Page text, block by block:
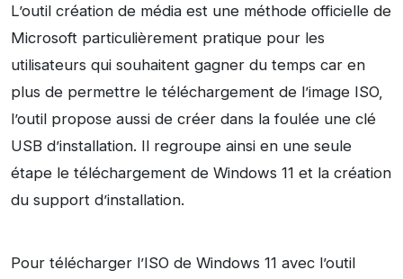
L’outil création de média est une méthode officielle de
Microsoft particulièrement pratique pour les
utilisateurs qui souhaitent gagner du temps car en
plus de permettre le téléchargement de l’image ISO,
l’outil propose aussi de créer dans la foulée une clé
USB d’installation. Il regroupe ainsi en une seule
étape le téléchargement de Windows 11 et la création
du support d’installation.
Pour télécharger l’ISO de Windows 11 avec l’outil